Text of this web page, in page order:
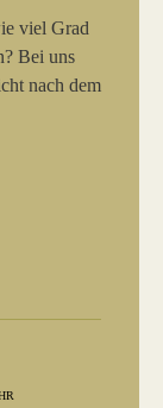
viel Grad
Bei uns
nach dem